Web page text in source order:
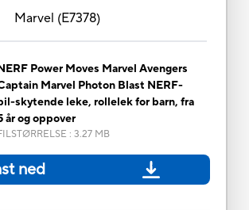
Marvel (E7378)
Power Moves Marvel Avengers
Marvel Photon Blast NERF-
skytende leke, rollelek for barn, fra
år og oppover
: 3.27 MB
ned